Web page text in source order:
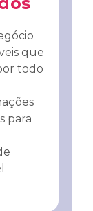
que
todo
para